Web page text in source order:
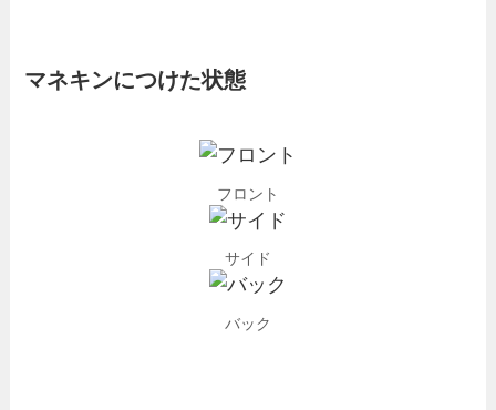
マネキンにつけた状態
フロント
サイド
バック